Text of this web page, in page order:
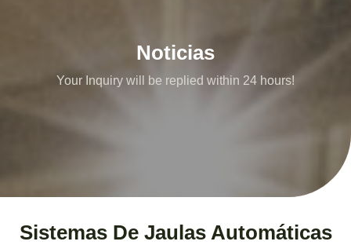
Noticias
Your Inquiry will be replied within 24 hours!
Sistemas De Jaulas Automáticas